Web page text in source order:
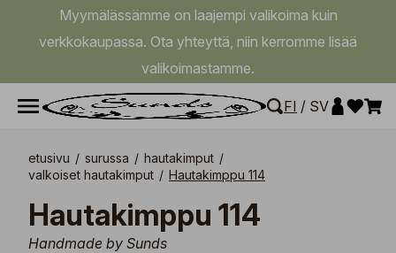
Myymälässämme on laajempi valikoima kuin
verkkokaupassa. Ota yhteyttä, niin kerromme lisää
valikoimastamme.
FI / SV
etusivu / surussa / hautakimput /
valkoiset hautakimput / Hautakimppu 114
Hautakimppu 114
Handmade by Sunds